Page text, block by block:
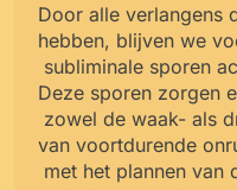
Door alle verlangens
hebben, blijven we
subliminale sporen
Deze sporen zorgen
zowel de waak- als
van voortdurende
met het plannen van